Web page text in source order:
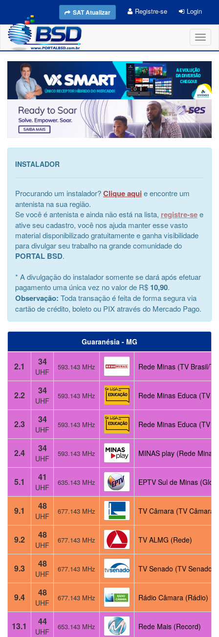
SAT Atualizar Registre-se Login
INSTALADOR
Procurando um instalador?Clique aqui e encontre um
antenista na sua região.
Se você é antenista e ainda não está na lista, registre-see
ative seu cadastro, você nos ajuda manter esse vasto
material disponibilizado gratuitamente e ganha visibilidade
para divulgar seu trabalho na grande comunidade do
PORTAL BSD.
* A divulgação do instalador somente se dará após efetuar
pagamento uma única vez no valor de R$ 10,90.
Observação: Toda transação é feita de forma segura via
cartão de crédito, boleto ou PIX através do Mercado Pago.
Guaranésia - MG
2.1 34
UHF
593.143 MHz Rede Minas (TV Brasil/
2.2 34
UHF
593.143 MHz Rede Minas Educa (TV
2.3 34
UHF
593.143 MHz Rede Minas Educa (TV
2.4 34
UHF
593.143 MHz MINAS play (Rede Minas)
5.1 41
UHF
635.143 MHz EPTV Sul de Minas
9.1 48
UHF
677.143 MHz TV Câmara (TV Câmara)
9.2 48
UHF
677.143 MHz TV ALMG (Rede)
9.3 48
UHF
677.143 MHz TV Senado (TV Senado)
9.4 48
UHF
677.143 MHz Rádio Câmara (Rádio)
13.1 44
UHF
653.143 MHz Rede Mais (Record)